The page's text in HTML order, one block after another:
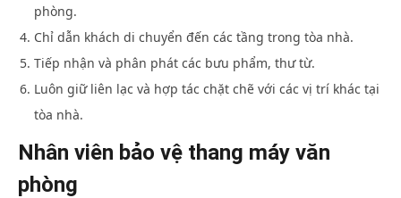
phòng.
Chỉ dẫn khách di chuyển đến các tầng trong tòa nhà.
Tiếp nhận và phân phát các bưu phẩm, thư từ.
Luôn giữ liên lạc và hợp tác chặt chẽ với các vị trí khác tại
tòa nhà.
Nhân viên bảo vệ thang máy văn
phòng